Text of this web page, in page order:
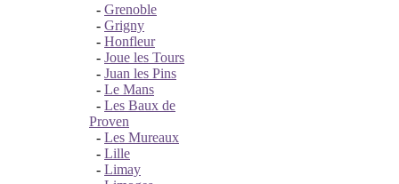
- Grenoble
- Grigny
- Honfleur
- Joue les Tours
- Juan les Pins
- Le Mans
- Les Baux de
Proven
- Les Mureaux
- Lille
- Limay